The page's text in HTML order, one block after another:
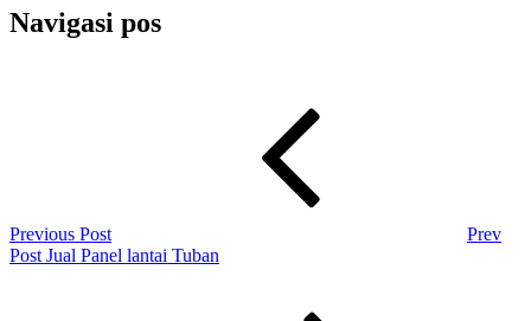
Navigasi pos
Previous Post
Prev
Post Jual Panel lantai Tuban